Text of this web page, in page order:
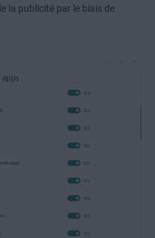
la publicité par le biais de